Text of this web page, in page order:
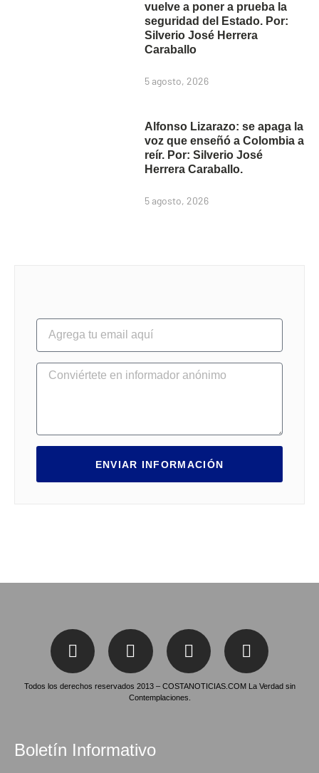
vuelve a poner a prueba la
seguridad del Estado. Por:
Silverio José Herrera
Caraballo
5 agosto, 2026
Alfonso Lizarazo: se apaga la
voz que enseñó a Colombia a
reír. Por: Silverio José
Herrera Caraballo.
5 agosto, 2026
ENVIAR INFORMACIÓN
Todos los derechos reservados 2013 – COSTANOTICIAS.COM La Verdad sin
Contemplaciones.
Boletín Informativo